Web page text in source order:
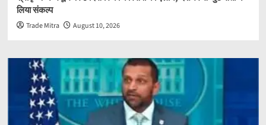
लिया संकल्प
Trade Mitra August 10, 2026